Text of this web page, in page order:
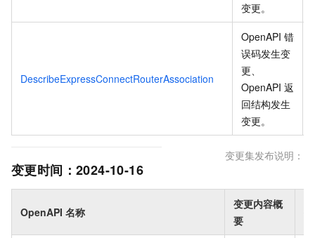
变更。
DescribeExpressConnectRouterAssociation
OpenAPI 错
误码发生变
更、
OpenAPI 返
回结构发生
变更。
变更时间： 2024-10-16
变更集发布说明：
OpenAPI 名称
变更内容概
要